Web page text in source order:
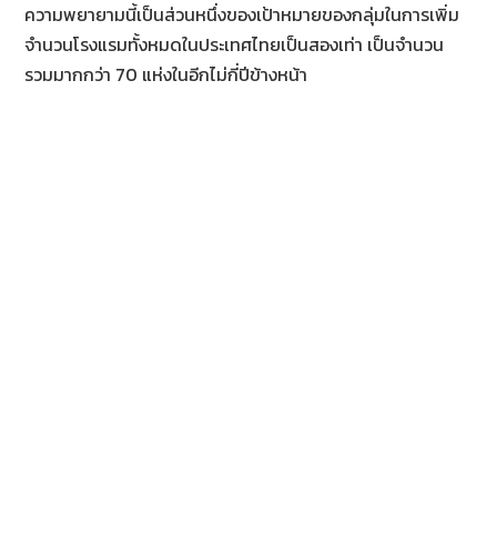
ความพยายามนี้เป็นส่วนหนึ่งของเป้าหมายของกลุ่มในการเพิ่ม
จำนวนโรงแรมทั้งหมดในประเทศไทยเป็นสองเท่า เป็นจำนวน
รวมมากกว่า 70 แห่งในอีกไม่กี่ปีข้างหน้า